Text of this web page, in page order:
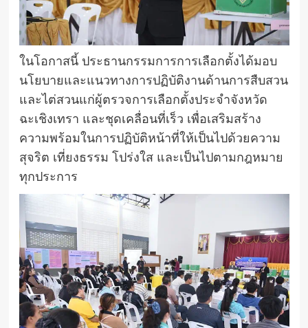
ในโอกาสนี้ ประธานกรรมการการเลือกตั้งได้มอบ
นโยบายและแนวทางการปฏิบัติงานด้านการสืบสวน
และไต่สวนแก่ผู้ตรวจการเลือกตั้งประจำจังหวัด
ฉะเชิงเทรา และชุดเคลื่อนที่เร็ว เพื่อเสริมสร้าง
ความพร้อมในการปฏิบัติหน้าที่ให้เป็นไปด้วยความ
สุจริต เที่ยงธรรม โปร่งใส และเป็นไปตามกฎหมาย
ทุกประการ